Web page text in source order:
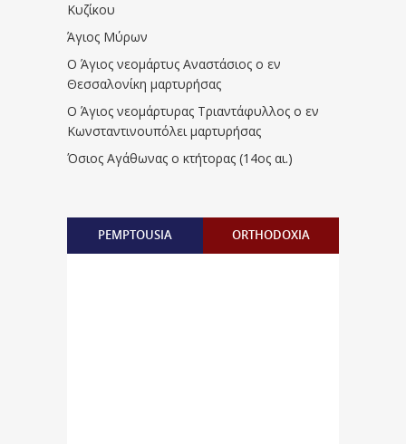
Κυζίκου
Άγιος Μύρων
Ο Άγιος νεομάρτυς Αναστάσιος ο εν
Θεσσαλονίκη μαρτυρήσας
Ο Άγιος νεομάρτυρας Τριαντάφυλλος ο εν
Κωνσταντινουπόλει μαρτυρήσας
Όσιος Αγάθωνας ο κτήτορας (14ος αι.)
PEMPTOUSIA ORTHODOXIA